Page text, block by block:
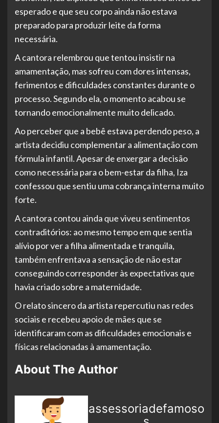
esperado e que seu corpo ainda não estava
preparado para produzir leite da forma
necessária.
A cantora relembrou que tentou insistir na
amamentação, mas sofreu com dores intensas,
ferimentos e dificuldades constantes durante o
processo. Segundo ela, o momento acabou se
tornando emocionalmente muito delicado.
Ao perceber que a bebê estava perdendo peso, a
artista decidiu complementar a alimentação com
fórmula infantil. Apesar de enxergar a decisão
como necessária para o bem-estar da filha, Iza
confessou que sentiu uma cobrança interna muito
forte.
A cantora contou ainda que viveu sentimentos
contraditórios: ao mesmo tempo em que sentia
alívio por ver a filha alimentada e tranquila,
também enfrentava a sensação de não estar
conseguindo corresponder às expectativas que
havia criado sobre a maternidade.
O relato sincero da artista repercutiu nas redes
sociais e recebeu apoio de mães que se
identificaram com as dificuldades emocionais e
físicas relacionadas à amamentação.
About The Author
assessoriadefamoso